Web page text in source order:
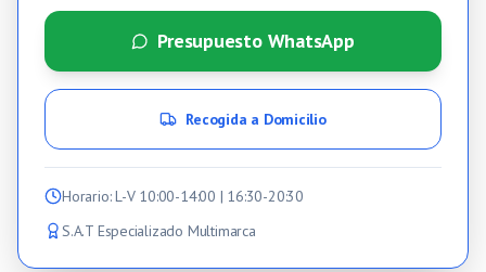
Presupuesto WhatsApp
Recogida a Domicilio
Horario: L-V 10:00-14:00 | 16:30-20:30
S.A.T Especializado Multimarca